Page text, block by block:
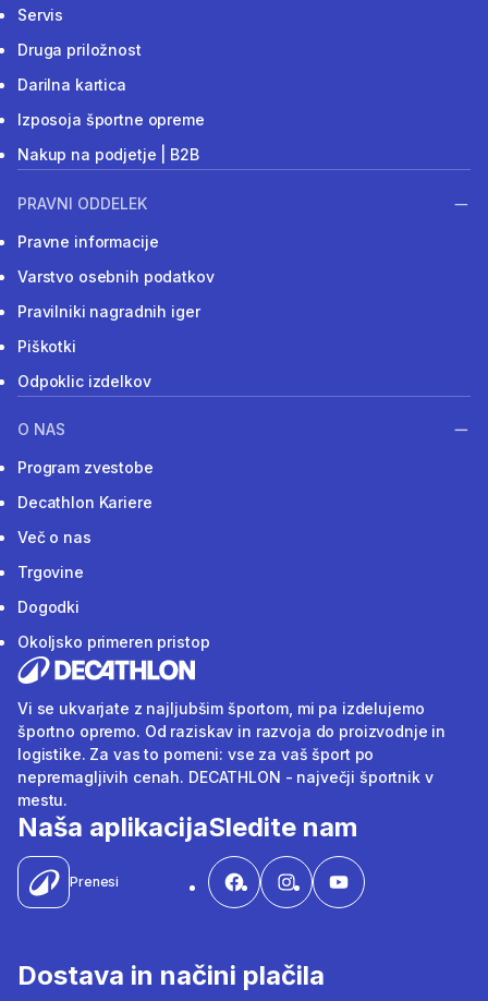
Servis
Druga priložnost
Darilna kartica
Izposoja športne opreme
Nakup na podjetje | B2B
PRAVNI ODDELEK
Pravne informacije
Varstvo osebnih podatkov
Pravilniki nagradnih iger
Piškotki
Odpoklic izdelkov
O NAS
Program zvestobe
Decathlon Kariere
Več o nas
Trgovine
Dogodki
Okoljsko primeren pristop
Vi se ukvarjate z najljubšim športom, mi pa izdelujemo
športno opremo. Od raziskav in razvoja do proizvodnje in
logistike. Za vas to pomeni: vse za vaš šport po
nepremagljivih cenah. DECATHLON - največji športnik v
mestu.
Naša aplikacija
Prenesi
Sledite nam
Dostava in načini plačila